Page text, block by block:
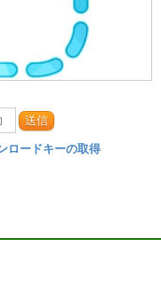
送信
ロードキーの取得